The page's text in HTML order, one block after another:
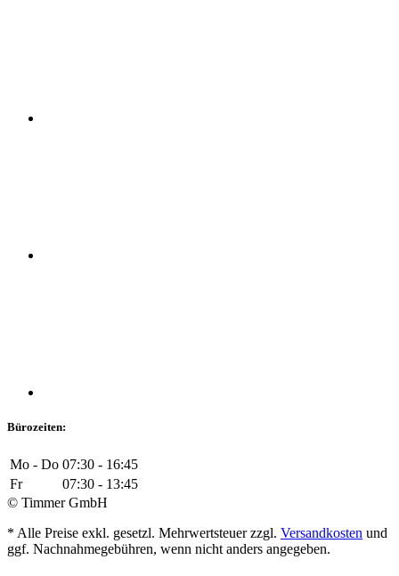
Bürozeiten:
Mo - Do 07:30 - 16:45
Fr
07:30 - 13:45
© Timmer GmbH
* Alle Preise exkl. gesetzl. Mehrwertsteuer zzgl. Versandkosten und
ggf. Nachnahmegebühren, wenn nicht anders angegeben.